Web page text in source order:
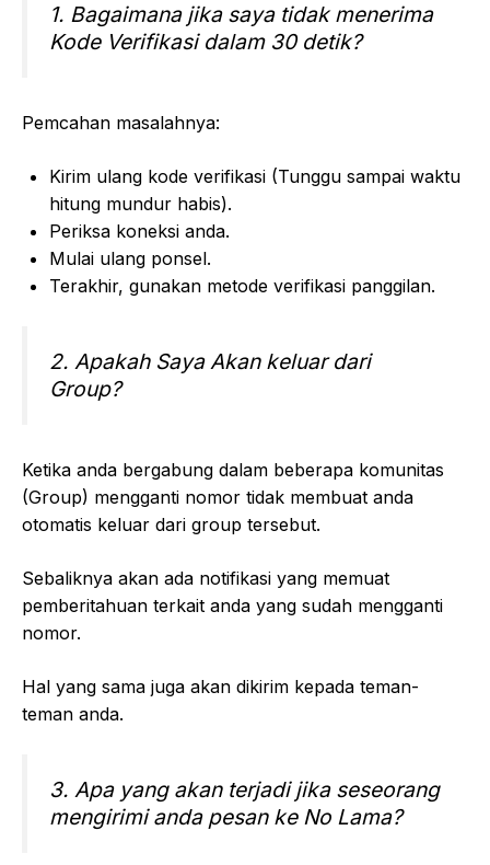
1. Bagaimana jika saya tidak menerima
Kode Verifikasi dalam 30 detik?
Pemcahan masalahnya:
Kirim ulang kode verifikasi (Tunggu sampai waktu
hitung mundur habis).
Periksa koneksi anda.
Mulai ulang ponsel.
Terakhir, gunakan metode verifikasi panggilan.
2. Apakah Saya Akan keluar dari
Group?
Ketika anda bergabung dalam beberapa komunitas
(Group) mengganti nomor tidak membuat anda
otomatis keluar dari group tersebut.
Sebaliknya akan ada notifikasi yang memuat
pemberitahuan terkait anda yang sudah mengganti
nomor.
Hal yang sama juga akan dikirim kepada teman-
teman anda.
3. Apa yang akan terjadi jika seseorang
mengirimi anda pesan ke No Lama?